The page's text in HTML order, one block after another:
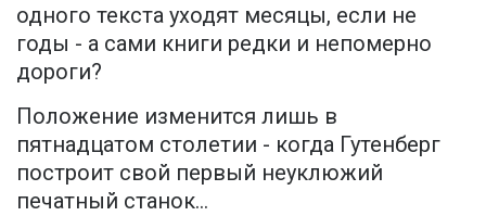
одного текста уходят месяцы, если не
годы - а сами книги редки и непомерно
дороги?
Положение изменится лишь в
пятнадцатом столетии - когда Гутенберг
построит свой первый неуклюжий
печатный станок...